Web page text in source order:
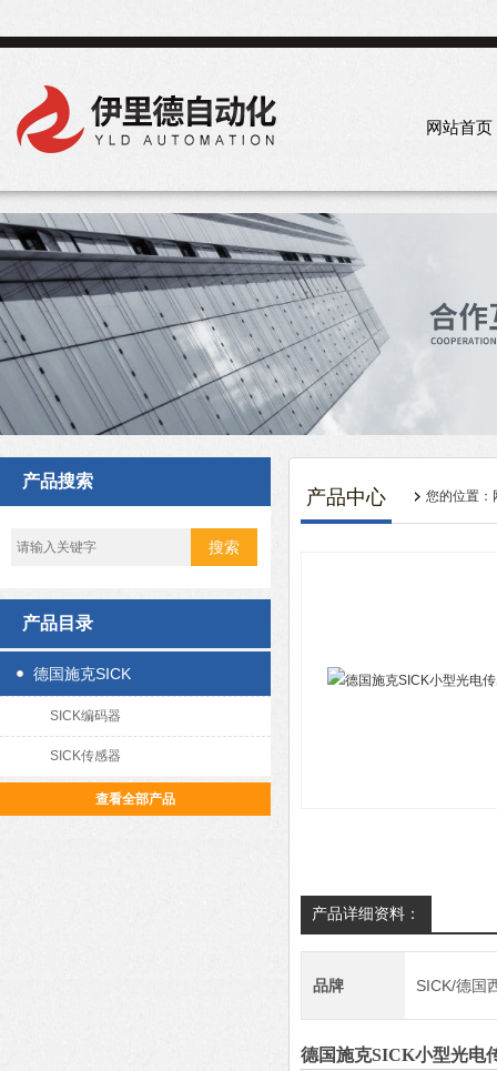
网站首页
产品搜索
产品目录
德国施克SICK
SICK编码器
SICK传感器
查看全部产品
产品中心 您的位置：
产品详细资料：
品牌 SICK/德国
德国施克SICK小型光电